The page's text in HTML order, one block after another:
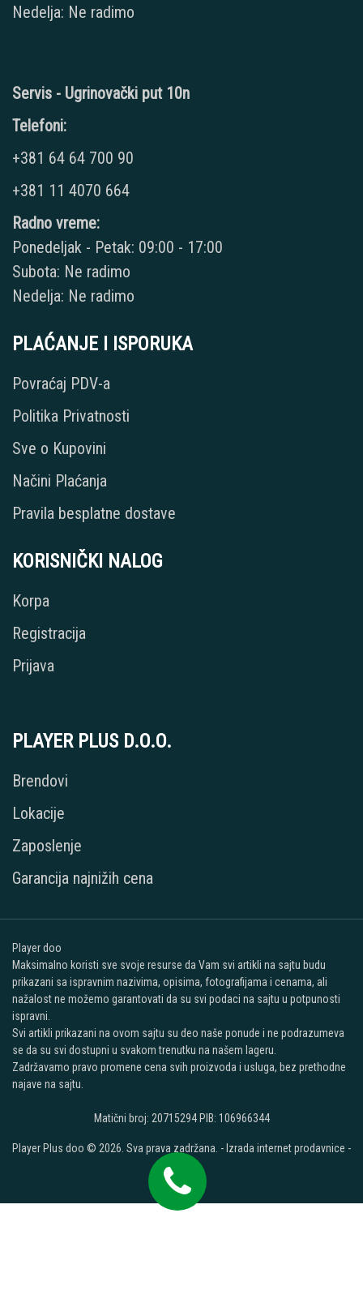
Nedelja: Ne radimo
Servis - Ugrinovački put 10n
Telefoni:
+381 64 64 700 90
+381 11 4070 664
Radno vreme:
Ponedeljak - Petak: 09:00 - 17:00
Subota: Ne radimo
Nedelja: Ne radimo
PLAĆANJE I ISPORUKA
Povraćaj PDV-a
Politika Privatnosti
Sve o Kupovini
Načini Plaćanja
Pravila besplatne dostave
KORISNIČKI NALOG
Korpa
Registracija
Prijava
PLAYER PLUS D.O.O.
Brendovi
Lokacije
Zaposlenje
Garancija najnižih cena
Player doo
Maksimalno koristi sve svoje resurse da Vam svi artikli na sajtu budu
prikazani sa ispravnim nazivima, opisima, fotografijama i cenama, ali
nažalost ne možemo garantovati da su svi podaci na sajtu u potpunosti
ispravni.
Svi artikli prikazani na ovom sajtu su deo naše ponude i ne podrazumeva
se da su svi dostupni u svakom trenutku na našem lageru.
Zadržavamo pravo promene cena svih proizvoda i usluga, bez prethodne
najave na sajtu.
Matični broj: 20715294 PIB: 106966344
Player Plus doo © 2026. Sva prava zadržana. - Izrada internet prodavnice -
Selltico.